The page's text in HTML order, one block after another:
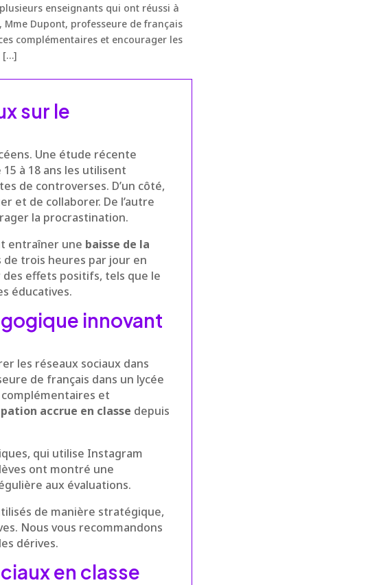
enseignants qui ont réussi à
Dupont, professeure de français
complémentaires et encourager les
[…]
sur le
Une étude récente
à 18 ans les utilisent
de controverses. D’un côté,
et de collaborer. De l’autre
la procrastination.
entraîner une baisse de la
trois heures par jour en
effets positifs, tels que le
éducatives.
innovant
les réseaux sociaux dans
de français dans un lycée
et
accrue en classe depuis
qui utilise Instagram
ont montré une
aux évaluations.
de manière stratégique,
Nous vous recommandons
dérives.
en classe